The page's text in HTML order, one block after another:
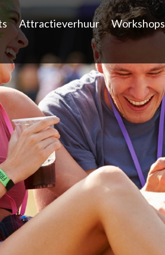
Attractieverhuur Workshops